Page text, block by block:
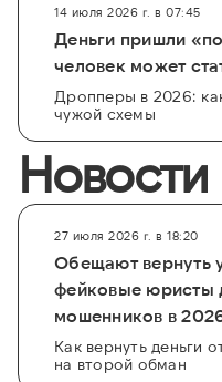
14 июля 2026 г. в 07:45
Деньги пришли
человек может
Дропперы в 2026:
чужой схемы
Новости
27 июля 2026 г. в 18:20
Обещают вернуть
фейковые юристы
мошенников в
Как вернуть деньги
на второй обман